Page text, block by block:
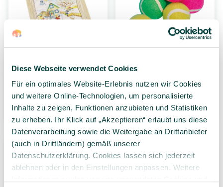
Diese Webseite verwendet Cookies
Für ein optimales Website-Erlebnis nutzen wir Cookies
und weitere Online-Technologien, um personalisierte
Inhalte zu zeigen, Funktionen anzubieten und Statistiken
zu erheben. Ihr Klick auf „Akzeptieren“ erlaubt uns diese
Datenverarbeitung sowie die Weitergabe an Drittanbieter
(auch in Drittländern) gemäß unserer
Datenschutzerklärung. Cookies lassen sich jederzeit
ablehnen oder in den Einstellungen anpassen. Weitere
Jahreszeiten, Holz, 44
Teile, ab 3 Jahre
14,99 €*
1 Stück
Werfer 2 in 1)
36,99 €*
6 Stück(6,17 €* / 1 Stück)